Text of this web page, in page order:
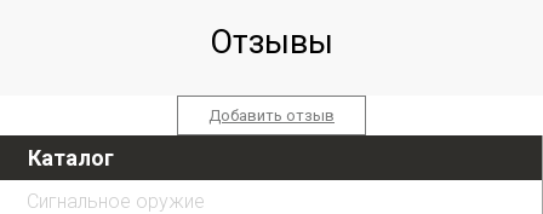
Отзывы
Добавить отзыв
Каталог
Сигнальное оружие